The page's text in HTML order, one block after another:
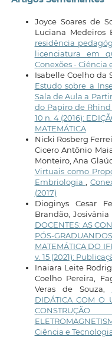
Joyce Soares de
Luciana
residência
licenciatura em
Conexões - Ciência
Isabelle Coelho da
Estudo sobre a
Sala de Aula a
do Papiro de Rhind
10 n. 4 (2016):
MATEMÁTICA
Nicki Rosberg
Cicero Antônio
Monteiro, Ana
Virtuais como
Embriologia
(2017)
Dioginys Cesar
Brandão, Josivânia
DOCENTES: AS
PÓS-
MATEMÁTICA DO
v. 15 (2021):
Inaiara Leite
Coelho Pereira,
Veras de Souza,
DIDÁTICA COM O
Ciência e